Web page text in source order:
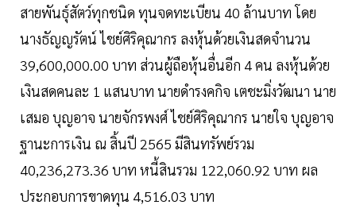
สายพันธุ์สัตว์ทุกชนิด ทุนจดทะเบียน 40 ล้านบาท โดย
นางธัญญรัตน์ ไชย์ศิริคุณากร ลงหุ้นด้วยเงินสดจำนวน
39,600,000.00 บาท ส่วนผู้ถือหุ้นอื่นอีก 4 คน ลงหุ้นด้วย
เงินสดคนละ 1 แสนบาท นายดำรงคกิจ เตชะมิ่งวัฒนา นาย
เสมอ บุญอาจ นายจักรพงศ์ ไชย์ศิริคุณากร นายใจ บุญอาจ
ฐานะการเงิน ณ สิ้นปี 2565 มีสินทรัพย์รวม
40,236,273.36 บาท หนี้สินรวม 122,060.92 บาท ผล
ประกอบการขาดทุน 4,516.03 บาท